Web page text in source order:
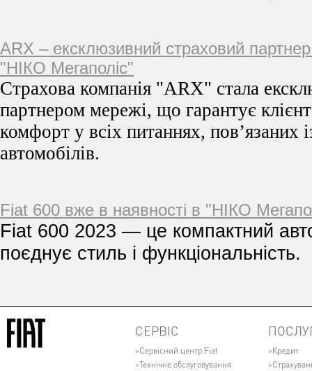
ARX – ексклюзивний страховий
"НІКО Мегаполіс"
Страхова компанія "ARX" стала
партнером мережі, що гарантує
комфорт у всіх питаннях, пов’язаних
автомобілів.
Fiat 600 вже в наявності в "НІКО
Fiat 600 2023 — це компактний
поєднує стиль і функціональність.
СЕРВІС
Сервісний центр Fiat
Технічне обслуговування
Кредит